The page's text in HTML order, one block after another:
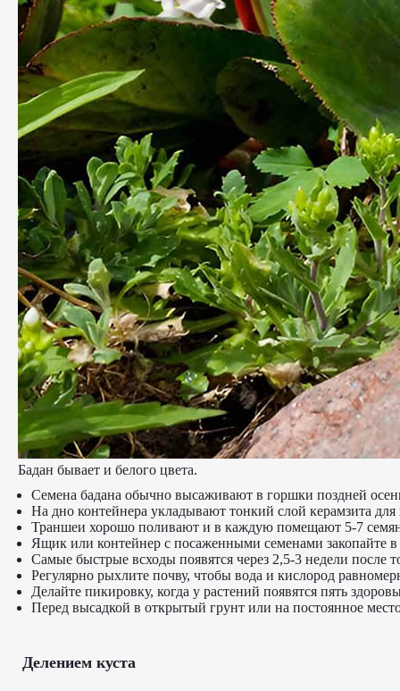
Бадан бывает и белого цвета.
Семена бадана обычно высаживают в горшки поздней
На дно контейнера укладывают тонкий слой керамзита
Траншеи хорошо поливают и в каждую помещают 5-7
Ящик или контейнер с посаженными семенами закопайте в
Самые быстрые всходы появятся через 2,5-3 недели после
Регулярно рыхлите почву, чтобы вода и кислород
Делайте пикировку, когда у растений появятся пять
Перед высадкой в открытый грунт или на постоянное
Делением куста